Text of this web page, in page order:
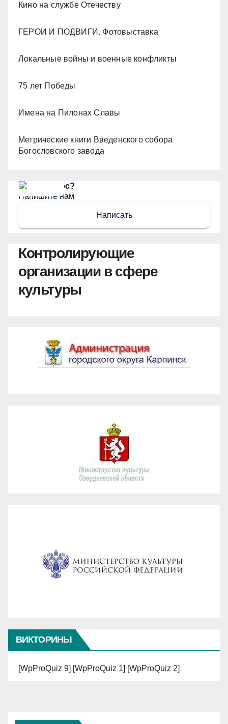
Кино на службе Отечеству
ГЕРОИ И ПОДВИГИ. Фотовыставка
Локальные войны и военные конфликты
75 лет Победы
Имена на Пилонах Славы
Метрические книги Введенского собора
Богословского завода
Есть вопрос?
Напишите нам
Написать
Контролирующие
организации в сфере
культуры
ВИКТОРИНЫ
[WpProQuiz 9] [WpProQuiz 1] [WpProQuiz 2]